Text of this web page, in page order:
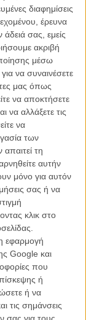
διαφημίσεις
έρευνα
άδειά σας, εμείς
ακριβή
μέσω
να συναινέσετε
μας όπως
να αποκτήσετε
να αλλάξετε τις
να
των
τη
αυτήν
μόνο για αυτόν
σας ή να
κλικ στο
εφαρμογή
Google και
που
ή
ή να
τις σημάνσεις
Σόλο; Το νέο
κάνει
Είναι